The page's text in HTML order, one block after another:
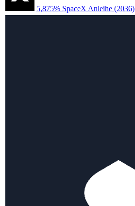
5,875% SpaceX Anleihe (2036)